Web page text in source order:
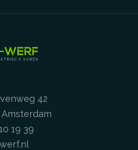
42
Amsterdam
19 39